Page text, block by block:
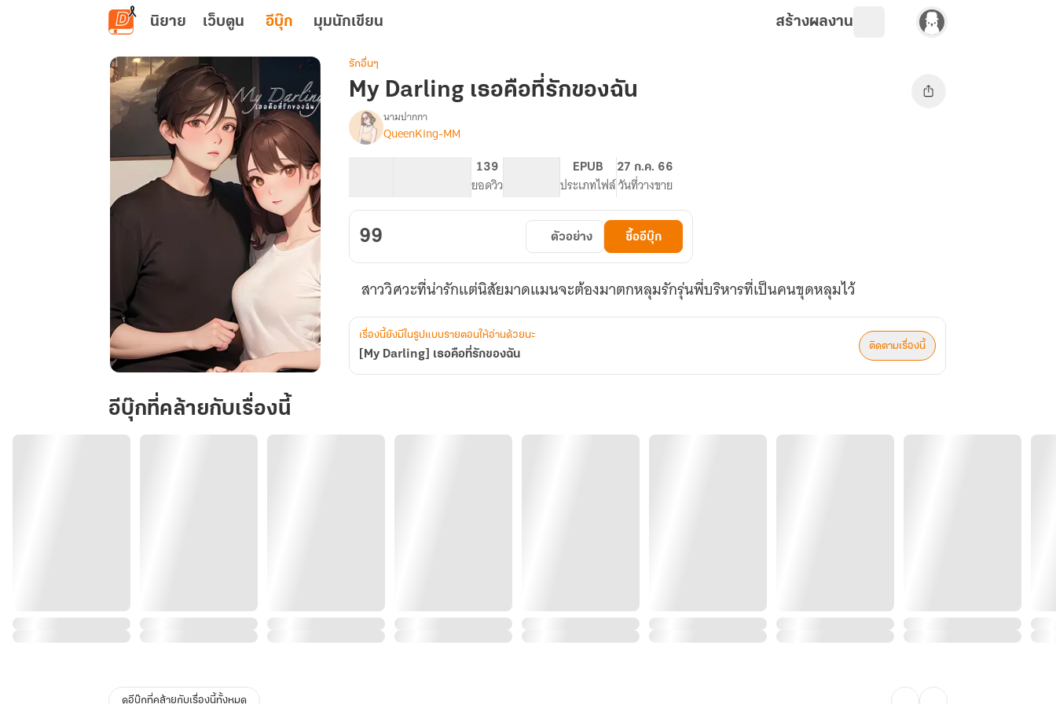
ข้ามไปยังเนื้อหาหลัก
นิยาย เว็บตูน อีบุ๊ก มุมนักเขียน สร้างผลงาน
Darling
เธอ
คือ
รักอื่นๆ
My Darling เธอคือที่รักของฉัน
เรื่อง[My
Darling]
ของ
ฉัน
นามปากกา
QueenKing-MM
139
ยอดวิว
EPUB
ประเภทไฟล์
27 ก.ค. 66
วันที่วางขาย
99 ตัวอย่าง ซื้ออีบุ๊ก
สาววิศวะที่น่ารักแต่นิสัยมาดแมนจะต้องมาตกหลุมรักรุ่นพี่บริหารที่เป็นคนขุดหลุมไว้
เรื่องนี้ยังมีในรูปแบบรายตอนให้อ่านด้วยนะ
[My Darling] เธอคือที่รักของฉัน
ติดตามเรื่องนี้
อีบุ๊กที่คล้ายกับเรื่องนี้
ดูอีบุ๊กที่คล้ายกับเรื่องนี้ทั้งหมด